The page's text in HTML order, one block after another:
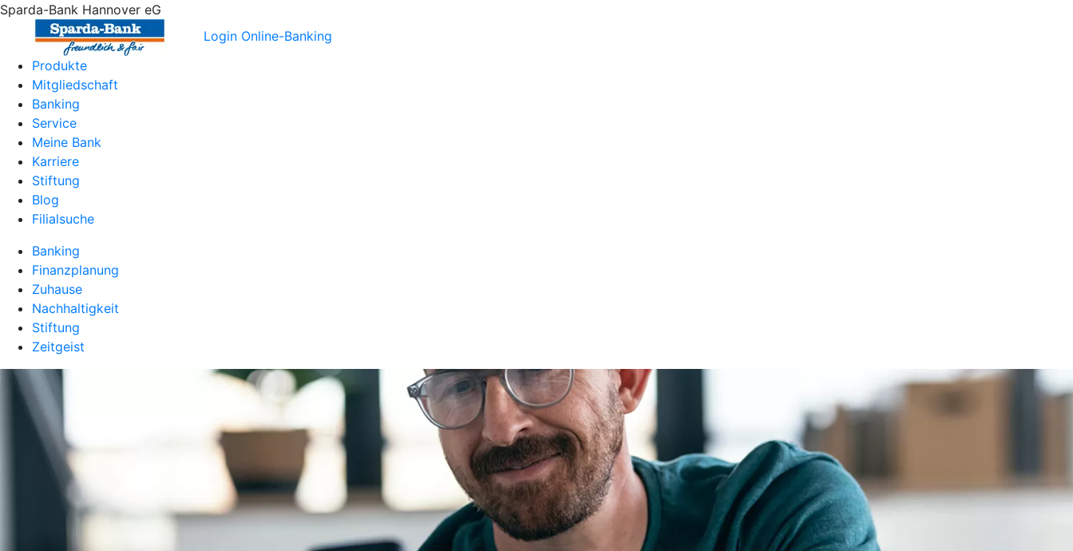
Sparda-Bank Hannover eG
Login Online-Banking
Produkte
Mitgliedschaft
Banking
Service
Meine Bank
Karriere
Stiftung
Blog
Filialsuche
Banking
Finanzplanung
Zuhause
Nachhaltigkeit
Stiftung
Zeitgeist